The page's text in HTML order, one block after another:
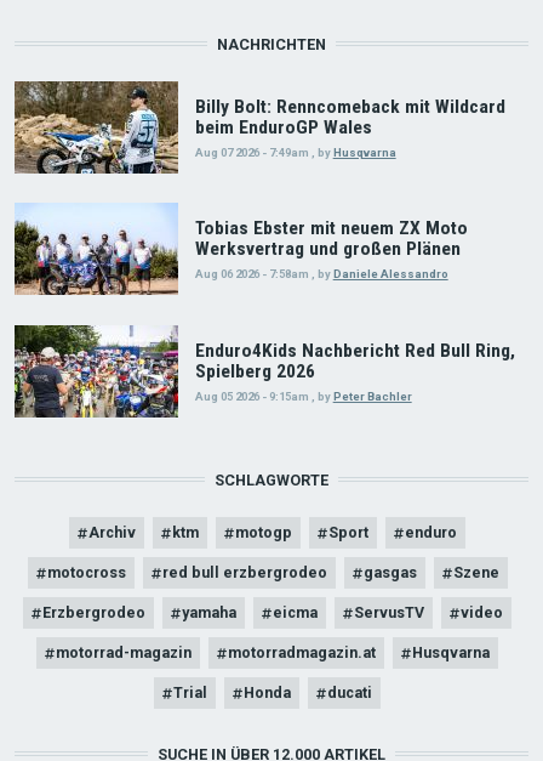
NACHRICHTEN
Billy Bolt: Renncomeback mit Wildcard
beim EnduroGP Wales
Aug 07 2026 - 7:49am byHusqvarna
Tobias Ebster mit neuem ZX Moto
Werksvertrag und großen Plänen
Aug 06 2026 - 7:58am , by Daniele Alessandro
Enduro4Kids Nachbericht Red Bull Ring,
Spielberg 2026
Aug 05 2026 - 9:15am byPeter Bachler
SCHLAGWORTE
Archiv ktm motogp Sport enduro
motocross red bull erzbergrodeo gasgas Szene
Erzbergrodeo yamaha eicma ServusTV video
motorrad-magazin motorradmagazin.at Husqvarna
Trial Honda ducati
SUCHE IN ÜBER 12.000 ARTIKEL